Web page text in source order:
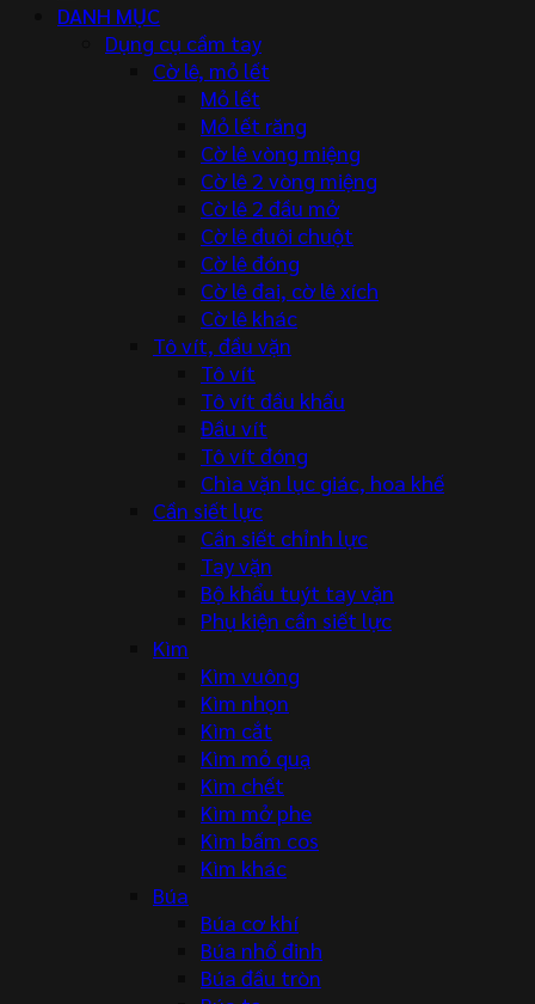
DANH MỤC
Dụng cụ cầm tay
Cờ lê, mỏ lết
Mỏ lết
Mỏ lết răng
Cờ lê vòng miệng
Cờ lê 2 vòng miệng
Cờ lê 2 đầu mở
Cờ lê đuôi chuột
Cờ lê đóng
Cờ lê đai, cờ lê xích
Cờ lê khác
Tô vít, đầu vặn
Tô vít
Tô vít đầu khẩu
Đầu vít
Tô vít đóng
Chìa vặn lục giác, hoa khế
Cần siết lực
Cần siết chỉnh lực
Tay vặn
Bộ khẩu tuýt tay vặn
Phụ kiện cần siết lực
Kìm
Kìm vuông
Kìm nhọn
Kìm cắt
Kìm mỏ quạ
Kìm chết
Kìm mở phe
Kìm bấm cos
Kìm khác
Búa
Búa cơ khí
Búa nhổ đinh
Búa đầu tròn